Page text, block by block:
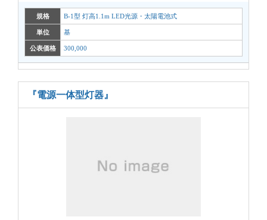
規格 B-1型 灯高1.1m LED光源・太陽電池式
単位 基
公表価格 300,000
『電源一体型灯器』